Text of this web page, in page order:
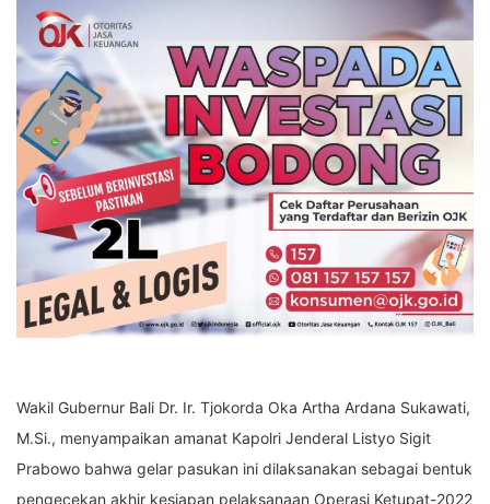
Wakil Gubernur Bali Dr. Ir. Tjokorda Oka Artha Ardana Sukawati,
M.Si., menyampaikan amanat Kapolri Jenderal Listyo Sigit
Prabowo bahwa gelar pasukan ini dilaksanakan sebagai bentuk
pengecekan akhir kesiapan pelaksanaan Operasi Ketupat-2022